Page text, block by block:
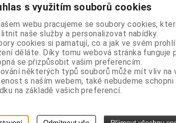
, USB
232)
sériového rozhraní je nutné použít speciální datový
40 mm,
s využitím souborů cookies
webu pracujeme se soubory cookies,
naše služby a personalizovat nabídky.
cookies si pamatují, co a jak ve svém
děláte. Díky tomu webová stránka funguje
se přizpůsobit vašim preferencím.
některých typů souborů může mít vliv na
s naším webem, také nebudeme
na základě vašich preferencí.